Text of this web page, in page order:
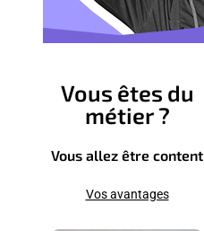
Vous êtes du
métier ?
Vous allez être content
Vos avantages